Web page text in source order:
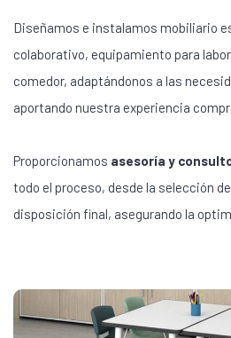
Diseñamos e instalamos mobiliario
colaborativo, equipamiento para
comedor, adaptándonos a las
aportando nuestra experiencia
Proporcionamos asesoría y
todo el proceso, desde la selección
disposición final, asegurando la